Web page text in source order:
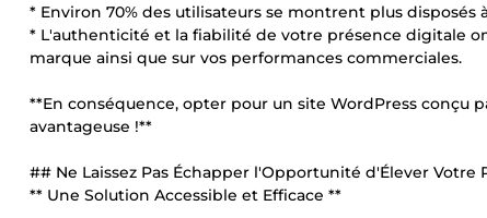
* Environ 70% des utilisateurs se montrent plus
* L'authenticité et la fiabilité de votre présence digitale
marque ainsi que sur vos performances commerciales.
**En conséquence, opter pour un site WordPress
avantageuse !**
## Ne Laissez Pas Échapper l'Opportunité d'Élever Votre
** Une Solution Accessible et Efficace **